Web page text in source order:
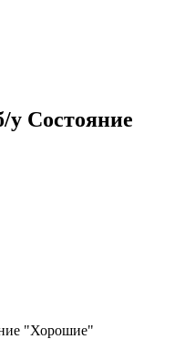
у Состояние
"Хорошие"